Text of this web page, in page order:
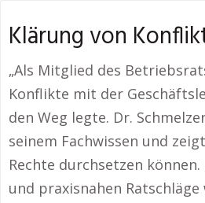
Klärung von
„Als Mitglied des
Konflikte mit der
den Weg legte. Dr.
seinem Fachwissen und
Rechte durchsetzen
und praxisnahen